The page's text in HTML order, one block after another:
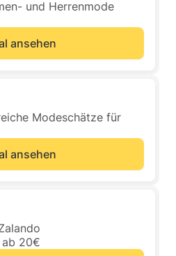
und Herrenmode
ansehen
Modeschätze für
ansehen
ab 20€